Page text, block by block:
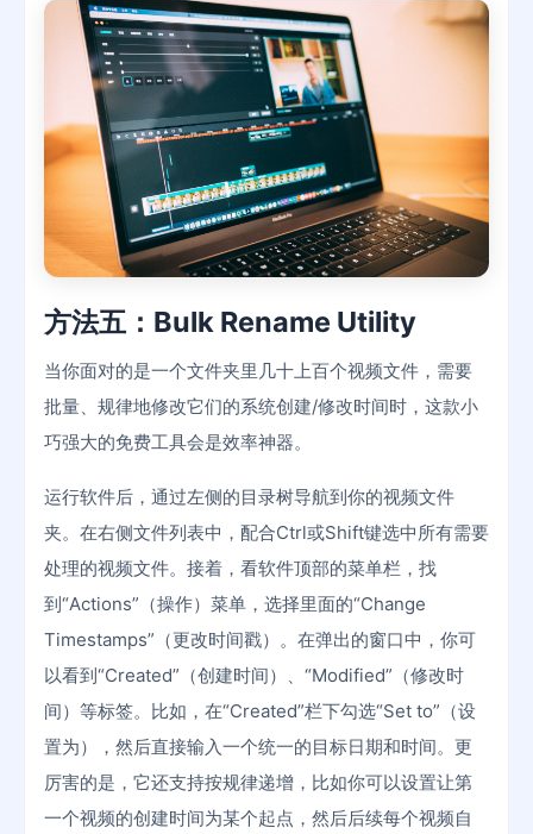
方法五：Bulk Rename Utility
当你面对的是一个文件夹里几十上百个视频文件，需要
批量、规律地修改它们的系统创建/修改时间时，这款小
巧强大的免费工具会是效率神器。
运行软件后，通过左侧的目录树导航到你的视频文件
夹。在右侧文件列表中，配合Ctrl或Shift键选中所有需要
处理的视频文件。接着，看软件顶部的菜单栏，找
到“Actions”（操作）菜单，选择里面的“Change
Timestamps”（更改时间戳）。在弹出的窗口中，你可
以看到“Created”（创建时间）、“Modified”（修改时
间）等标签。比如，在“Created”栏下勾选“Set to”（设
置为），然后直接输入一个统一的目标日期和时间。更
厉害的是，它还支持按规律递增，比如你可以设置让第
一个视频的创建时间为某个起点，然后后续每个视频自